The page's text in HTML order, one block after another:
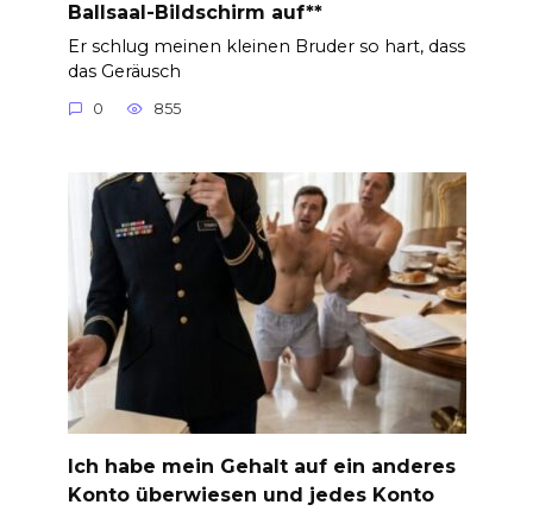
Ballsaal-Bildschirm auf**
Er schlug meinen kleinen Bruder so hart, dass
das Geräusch
0 855
Ich habe mein Gehalt auf ein anderes
Konto überwiesen und jedes Konto